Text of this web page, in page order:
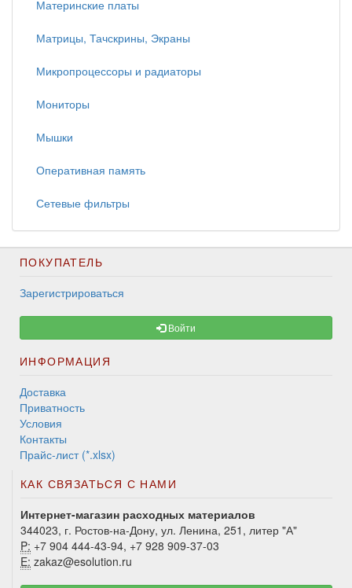
Материнские платы
Матрицы, Тачскрины, Экраны
Микропроцессоры и радиаторы
Мониторы
Мышки
Оперативная память
Сетевые фильтры
ПОКУПАТЕЛЬ
Зарегистрироваться
Войти
ИНФОРМАЦИЯ
Доставка
Приватность
Условия
Контакты
Прайс-лист (*.xlsx)
КАК СВЯЗАТЬСЯ С НАМИ
Интернет-магазин расходных материалов
344023, г. Ростов-на-Дону, ул. Ленина, 251, литер "А"
P: +7 904 444-43-94, +7 928 909-37-03
E: zakaz@esolution.ru